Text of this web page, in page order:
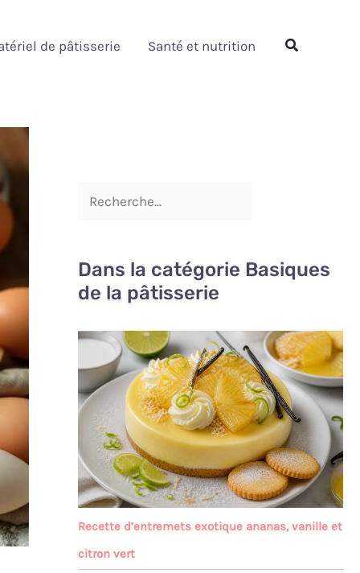
de pâtisserie Santé et nutrition Rechercher
Dans la catégorie Basiques
de la pâtisserie
Recette d’entremets exotique ananas, vanille et
citron vert